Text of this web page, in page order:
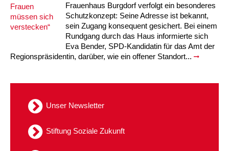
Kindertagesstätte Voltmerstraße
Kindertagesstätte Wiehbergstraße
Kindertagesstätte Pfarrlandplatz
Hör- und Sprachheilkindergarten Ratswiese
Kindertagesstätte Rosenbergstraße
Kindertagesstätte Schneiderberg
Kindertagesstätte Schweriner Straße /
Kindertagesstätte Sylter Weg
Frauenhaus Burgdorf verfolgt ein besonderes
Schutzkonzept: Seine Adresse ist bekannt,
sein Zugang konsequent gesichert. Bei einem
Rundgang durch das Haus informierte sich
Eva Bender, SPD-Kandidatin für das Amt der
Regionspräsidentin, darüber, wie ein offener Standort...
Unser Newsletter
Stiftung Soziale Zukunft